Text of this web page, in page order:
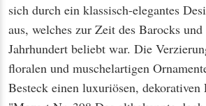
sich durch ein klassisch-elegantes
aus, welches zur Zeit des Barocks
Jahrhundert beliebt war. Die
floralen und muschelartigen
Besteck einen luxuriösen, dekorativen